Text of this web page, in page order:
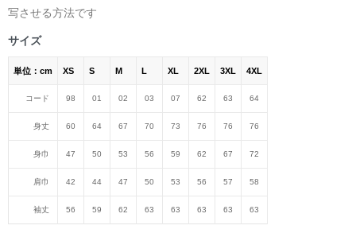
写させる方法です
サイズ
単位：cm XS S M L XL 2XL 3XL 4XL
コード 98 01 02 03 07 62 63 64
身丈 60 64 67 70 73 76 76 76
身巾 47 50 53 56 59 62 67 72
肩巾 42 44 47 50 53 56 57 58
袖丈 56 59 62 63 63 63 63 63